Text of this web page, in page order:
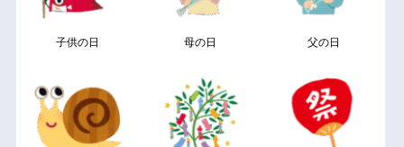
子供の日 母の日 父の日